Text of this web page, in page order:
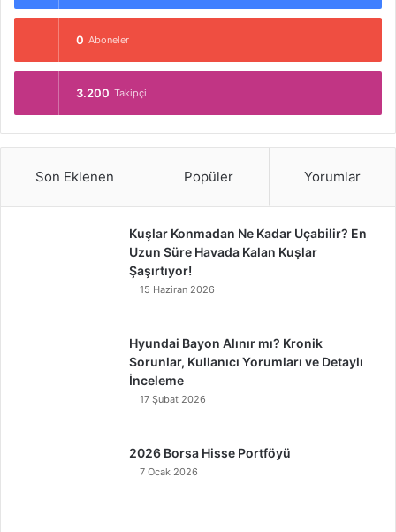
0 Aboneler
3.200 Takipçi
Son Eklenen Popüler Yorumlar
Kuşlar Konmadan Ne Kadar Uçabilir? En
Uzun Süre Havada Kalan Kuşlar
Şaşırtıyor!
15 Haziran 2026
Hyundai Bayon Alınır mı? Kronik
Sorunlar, Kullanıcı Yorumları ve Detaylı
İnceleme
17 Şubat 2026
2026 Borsa Hisse Portföyü
7 Ocak 2026